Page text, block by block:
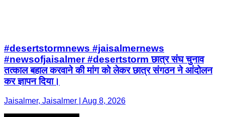
#desertstormnews #jaisalmernews
#newsofjaisalmer #desertstorm छात्र संघ चुनाव
तत्काल बहाल करवाने की मांग को लेकर छात्र संगठन ने आंदोलन
कर ज्ञापन दिया।
Jaisalmer, Jaisalmer | Aug 8, 2026